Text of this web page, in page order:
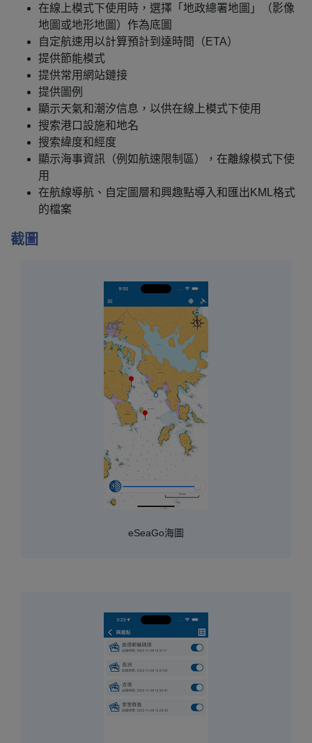
在線上模式下使用時，選擇「地政總署地圖」（影像
地圖或地形地圖）作為底圖
自定航速用以計算預計到達時間（ETA）
提供節能模式
提供常用網站鏈接
提供圖例
顯示天氣和潮汐信息，以供在線上模式下使用
搜索港口設施和地名
搜索緯度和經度
顯示海事資訊（例如航速限制區），在離線模式下使
用
在航線導航、自定圖層和興趣點導入和匯出KML格式
的檔案
截圖
eSeaGo海圖